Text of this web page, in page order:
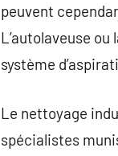
peuvent
L’autolaveuse
système
Le nettoyage
spécialistes